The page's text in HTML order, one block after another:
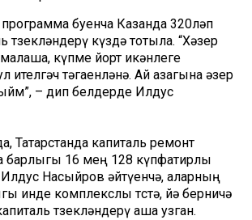
буенча Казанда 320ләп
төзекләндерү күздә тотыла. “Хәзер
күпме йорт икәнлеге
ителгәч тәгаенләнә. Ай азагына әзер
– дип белдерде Илдус
Татарстанда капиталь ремонт
барлыгы 16 мең 128 күпфатирлы
Илдус Насыйров әйтүенчә, аларның
инде комплекслы төстә, йә берничә
төзекләндерү аша узган.